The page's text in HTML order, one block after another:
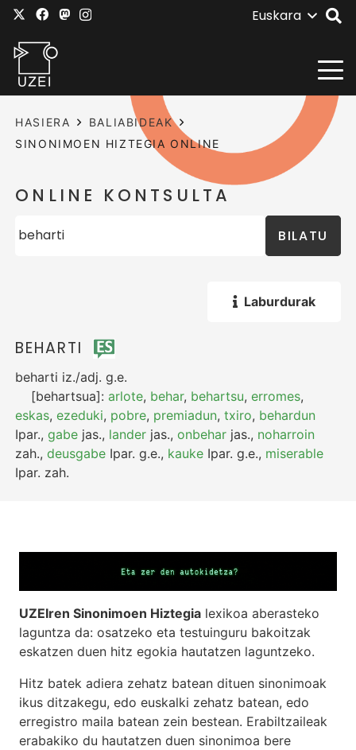
Euskara
HASIERA
BALIABIDEAK
SINONIMOEN HIZTEGIA ONLINE
ONLINE KONTSULTA
BILATU
Laburdurak
BEHARTI
beharti iz./adj. g.e.
[behartsua]:arlote, behar, behartsu,erromes,
eskas,ezeduki, pobre, premiadun,txiro, behardun
Ipar.,gabe jas., lander jas.,onbehar jas., noharroin
zah.,deusgabe Ipar. g.e., kauke Ipar. g.e., miserable
Ipar. zah.
UZEIren Sinonimoen Hiztegia lexikoa aberasteko
laguntza da: osatzeko eta testuinguru bakoitzak
eskatzen duen hitz egokia hautatzen laguntzeko.
Hitz batek adiera zehatz batean dituen sinonimoak
ikus ditzakegu, edo euskalki zehatz batean, edo
erregistro maila batean zein bestean. Erabiltzaileak
erabakiko du hautatzen duen sinonimoa bere